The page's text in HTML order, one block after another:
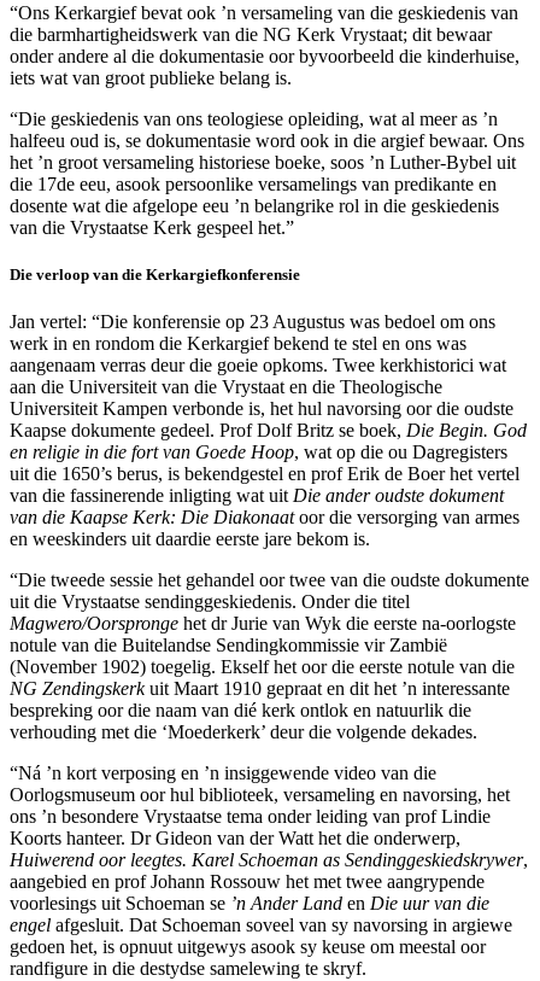
“Ons Kerkargief bevat ook ’n versameling van die geskiedenis van
die barmhartigheidswerk van die NG Kerk Vrystaat; dit bewaar
onder andere al die dokumentasie oor byvoorbeeld die kinderhuise,
iets wat van groot publieke belang is.
“Die geskiedenis van ons teologiese opleiding, wat al meer as ’n
halfeeu oud is, se dokumentasie word ook in die argief bewaar. Ons
het ’n groot versameling historiese boeke, soos ’n Luther-Bybel uit
die 17de eeu, asook persoonlike versamelings van predikante en
dosente wat die afgelope eeu ’n belangrike rol in die geskiedenis
van die Vrystaatse Kerk gespeel het.”
Die verloop van die Kerkargiefkonferensie
Jan vertel: “Die konferensie op 23 Augustus was bedoel om ons
werk in en rondom die Kerkargief bekend te stel en ons was
aangenaam verras deur die goeie opkoms. Twee kerkhistorici wat
aan die Universiteit van die Vrystaat en die Theologische
Universiteit Kampen verbonde is, het hul navorsing oor die oudste
Kaapse dokumente gedeel. Prof Dolf Britz se boek, Die Begin. God
en religie in die fort van Goede Hoop, wat op die ou Dagregisters
uit die 1650’s berus, is bekendgestel en prof Erik de Boer het vertel
van die fassinerende inligting wat uit Die ander oudste dokument
van die Kaapse Kerk: Die Diakonaatoor die versorging van armes
en weeskinders uit daardie eerste jare bekom is.
“Die tweede sessie het gehandel oor twee van die oudste dokumente
uit die Vrystaatse sendinggeskiedenis. Onder die titel
Magwero/Oorspronge het dr Jurie van Wyk die eerste na-oorlogste
notule van die Buitelandse Sendingkommissie vir Zambië
(November 1902) toegelig. Ekself het oor die eerste notule van die
NG Zendingskerkuit Maart 1910 gepraat en dit het ’n interessante
bespreking oor die naam van dié kerk ontlok en natuurlik die
verhouding met die ‘Moederkerk’ deur die volgende dekades.
“Ná ’n kort verposing en ’n insiggewende video van die
Oorlogsmuseum oor hul biblioteek, versameling en navorsing, het
ons ’n besondere Vrystaatse tema onder leiding van prof Lindie
Koorts hanteer. Dr Gideon van der Watt het die onderwerp,
Huiwerend oor leegtes. Karel Schoeman as Sendinggeskiedskrywer,
aangebied en prof Johann Rossouw het met twee aangrypende
voorlesings uit Schoeman se ’n Ander Land en Die uur van die
engel afgesluit. Dat Schoeman soveel van sy navorsing in argiewe
gedoen het, is opnuut uitgewys asook sy keuse om meestal oor
randfigure in die destydse samelewing te skryf.